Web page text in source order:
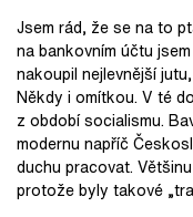
Jsem rád, že se na to
na bankovním účtu
nakoupil nejlevnější
Někdy i omítkou. V té
z období socialismu.
modernu napříč
duchu pracovat.
protože byly takové